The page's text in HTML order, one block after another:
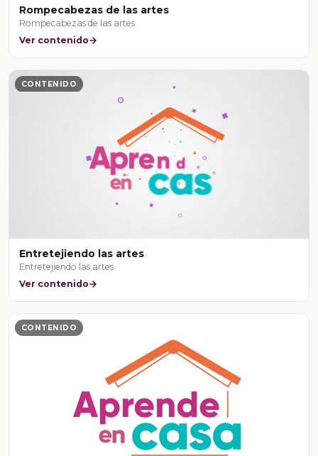
Rompecabezas de las artes
Rompecabezas de las artes
Ver contenido
CONTENIDO
Entretejiendo las artes
Entretejiendo las artes
Ver contenido
CONTENIDO